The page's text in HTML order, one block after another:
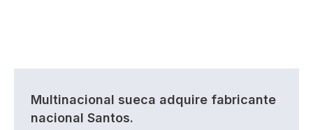
Multinacional sueca adquire fabricante
nacional Santos.